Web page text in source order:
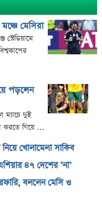
মেসিরা
স্টেডিয়ামে
পড়লেন
ম্যাচে দুই
করতে গিয়ে ...
খোলামেলা সাকিব
৪৭ দেশের ‘না’
বললেন মেসি ও